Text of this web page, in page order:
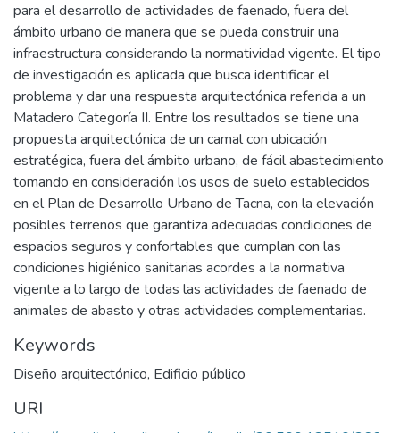
para el desarrollo de actividades de faenado, fuera del
ámbito urbano de manera que se pueda construir una
infraestructura considerando la normatividad vigente. El tipo
de investigación es aplicada que busca identificar el
problema y dar una respuesta arquitectónica referida a un
Matadero Categoría II. Entre los resultados se tiene una
propuesta arquitectónica de un camal con ubicación
estratégica, fuera del ámbito urbano, de fácil abastecimiento
tomando en consideración los usos de suelo establecidos
en el Plan de Desarrollo Urbano de Tacna, con la elevación
posibles terrenos que garantiza adecuadas condiciones de
espacios seguros y confortables que cumplan con las
condiciones higiénico sanitarias acordes a la normativa
vigente a lo largo de todas las actividades de faenado de
animales de abasto y otras actividades complementarias.
Keywords
Diseño arquitectónico, Edificio público
URI